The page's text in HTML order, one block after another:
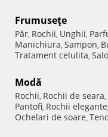
Frumuseţe
Păr, Rochii, Unghii,
Manichiura, Sampon,
Tratament celulita,
Modă
Rochii, Rochii de seara,
Pantofi, Rochii elegante,
Ochelari de soare,